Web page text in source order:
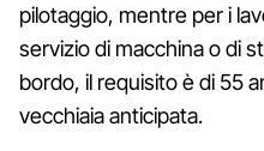
pilotaggio, mentre per i
servizio di macchina o di
bordo, il requisito è di 55
vecchiaia anticipata.